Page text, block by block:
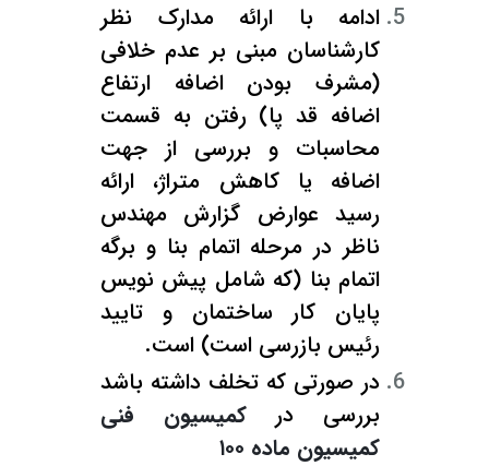
ادامه با ارائه مدارک نظر
کارشناسان مبنی بر عدم خلافی
(مشرف بودن اضافه ارتفاع
اضافه قد پا) رفتن به قسمت
محاسبات و بررسی از جهت
اضافه یا کاهش متراژ، ارائه
رسید عوارض گزارش مهندس
ناظر در مرحله اتمام بنا و برگه
اتمام بنا (که شامل پیش نویس
پایان کار ساختمان و تایید
رئیس بازرسی است) است.
در صورتی که تخلف داشته باشد
بررسی در کمیسیون فنی
کمیسیون ماده ۱۰۰